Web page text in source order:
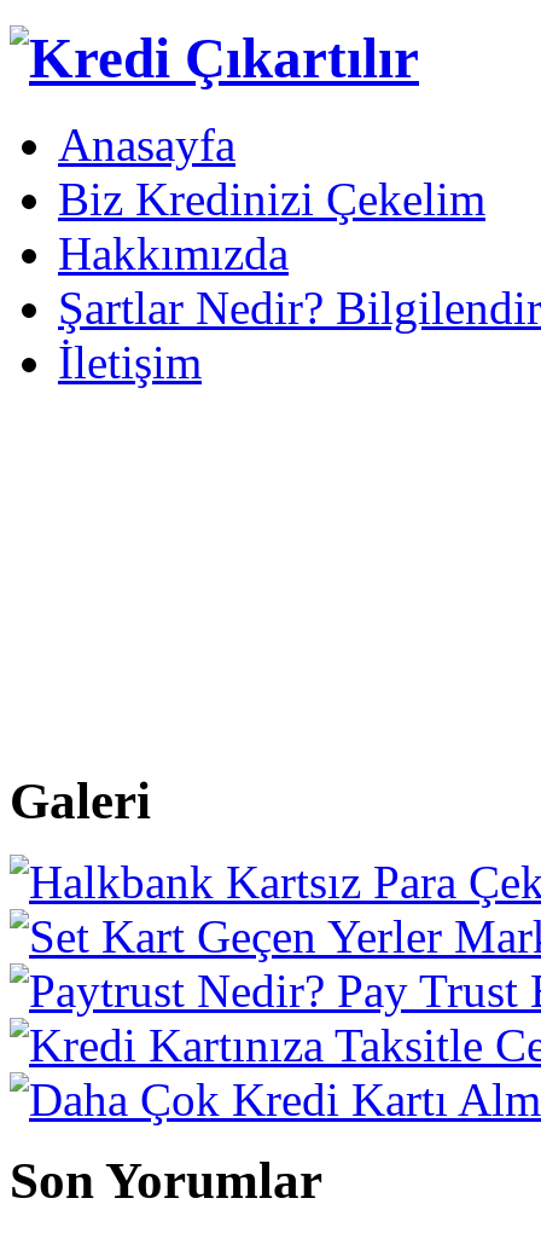
Anasayfa
Biz Kredinizi Çekelim
Hakkımızda
Şartlar Nedir?
İletişim
Galeri
Son Yorumlar